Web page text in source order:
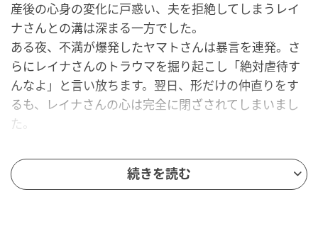
産後の心身の変化に戸惑い、夫を拒絶してしまうレイ
ナさんとの溝は深まる一方でした。
ある夜、不満が爆発したヤマトさんは暴言を連発。さ
らにレイナさんのトラウマを掘り起こし「絶対虐待す
んなよ」と言い放ちます。翌日、形だけの仲直りをす
るも、レイナさんの心は完全に閉ざされてしまいまし
た。
レイナさんは思い切って連休を取得し、実家へ帰省。
ヤマトさんと離れたことで“寂しさ”に気付き、「まだや
り直せるかもしれない」と前向きな気持ちを取り戻し
続きを読む